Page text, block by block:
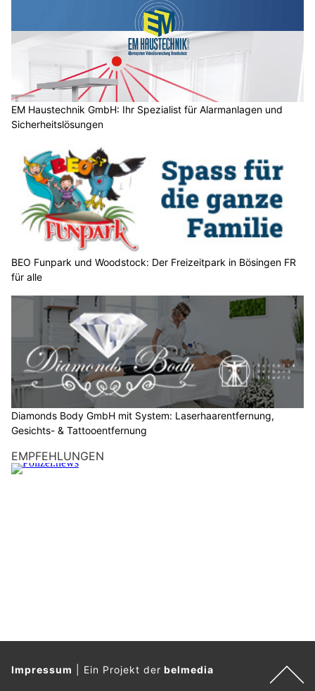
c
h
D
a
n
w
ä
h
l
e
S
e
t
e
e
n
t
EM Haustechnik GmbH: Ihr Spezialist für Alarmanlagen und
Sicherheitslösungen
BEO Funpark und Woodstock: Der Freizeitpark in Bösingen FR
für alle
Diamonds Body GmbH mit System: Laserhaarentfernung,
Gesichts- & Tattooentfernung
EMPFEHLUNGEN
Impressum Ein Projekt derbelmedia